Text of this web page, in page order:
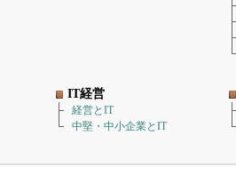
IT経営
経営とIT
中堅・中小企業とIT